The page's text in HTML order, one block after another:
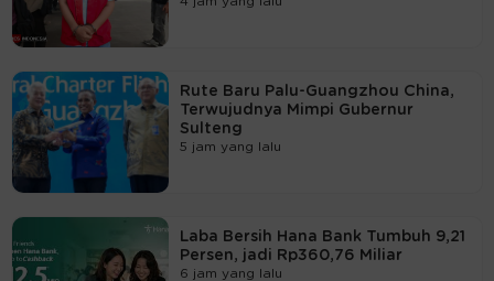
Rute Baru Palu-Guangzhou China,
Terwujudnya Mimpi Gubernur
Sulteng
5 jam yang lalu
Laba Bersih Hana Bank Tumbuh 9,21
Persen, jadi Rp360,76 Miliar
6 jam yang lalu